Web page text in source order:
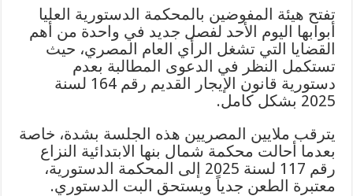
تفتح هيئة المفوضين بالمحكمة الدستورية العليا
أبوابها اليوم الأحد لفصل جديد في واحدة من أهم
القضايا التي تشغل الرأي العام المصري، حيث
تستكمل النظر في الدعوى المطالبة بعدم
دستورية قانون الإيجار القديم رقم 164 لسنة
2025 بشكل كامل.
يترقب ملايين المصريين هذه الجلسة بشدة، خاصة
بعدما أحالت محكمة شمال بنها الابتدائية النزاع
رقم 117 لسنة 2025 إلى المحكمة الدستورية،
معتبرة الطعن جدياً ويستحق البت الدستوري.